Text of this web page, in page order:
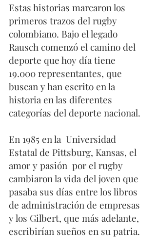
Estas historias marcaron los
primeros trazos del rugby
colombiano. Bajo el legado
Rausch comenzó el camino del
deporte que hoy día tiene
19.000 representantes, que
buscan y han escrito en la
historia en las diferentes
categorías del deporte nacional.
En 1985 en la  Universidad
Estatal de Pittsburg, Kansas, el
amor y pasión  por el rugby
cambiaron la vida del joven que
pasaba sus días entre los libros
de administración de empresas
y los Gilbert, que más adelante,
escribirían sueños en su patria.